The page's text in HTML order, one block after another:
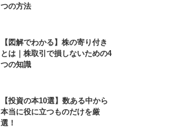
つの方法
【図解でわかる】株の寄り付き
とは｜株取引で損しないための4
つの知識
【投資の本10選】数ある中から
本当に役に立つものだけを厳
選！